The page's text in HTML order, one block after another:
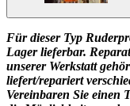
Für dieser Typ
Lager lieferbar.
unserer Werkstatt
liefert/repariert
Vereinbaren Sie einen